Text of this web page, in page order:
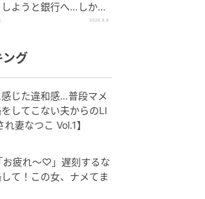
ようと銀行へ…しか
で告げられた“想定外の
2026.8.8
ング
じた違和感…普段マメ
してこない夫からのLI
れ妻なつこ Vol.1】
疲れ〜♡」遅刻するな
て！この女、ナメてま